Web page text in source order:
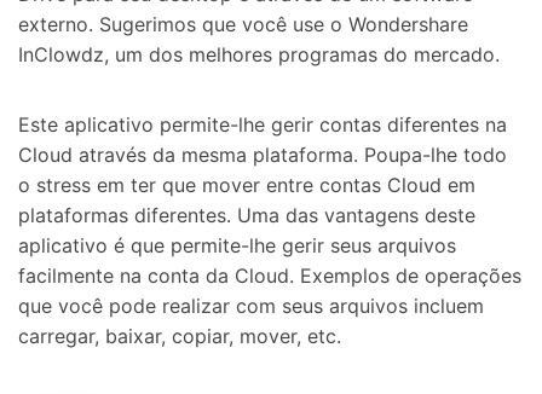
externo. Sugerimos que você use o Wondershare
InClowdz, um dos melhores programas do mercado.
Este aplicativo permite-lhe gerir contas diferentes na
Cloud através da mesma plataforma. Poupa-lhe todo
o stress em ter que mover entre contas Cloud em
plataformas diferentes. Uma das vantagens deste
aplicativo é que permite-lhe gerir seus arquivos
facilmente na conta da Cloud. Exemplos de operações
que você pode realizar com seus arquivos incluem
carregar, baixar, copiar, mover, etc.